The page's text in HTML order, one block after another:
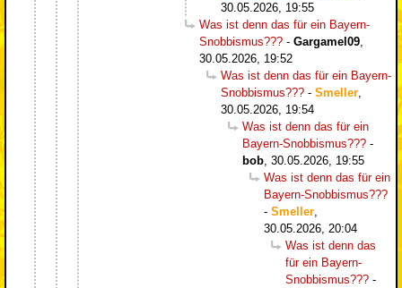
30.05.2026, 19:55
Was ist denn das für ein Bayern-
Snobbismus??? - Gargamel09,
30.05.2026, 19:52
Was ist denn das für ein Bayern-
Snobbismus??? - Smeller,
30.05.2026, 19:54
Was ist denn das für ein
Bayern-Snobbismus??? -
bob, 30.05.2026, 19:55
Was ist denn das für ein
Bayern-Snobbismus???
- Smeller,
30.05.2026, 20:04
Was ist denn das
für ein Bayern-
Snobbismus??? -